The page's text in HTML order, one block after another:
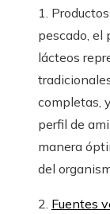
1.
pescado, el
lácteos
completas,
perfil de
manera
del
2. Fuentes